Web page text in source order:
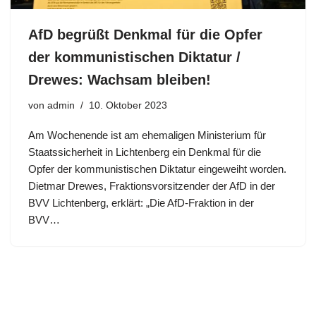
AfD begrüßt Denkmal für die Opfer
der kommunistischen Diktatur /
Drewes: Wachsam bleiben!
von admin 10. Oktober 2023
Am Wochenende ist am ehemaligen Ministerium für
Staatssicherheit in Lichtenberg ein Denkmal für die
Opfer der kommunistischen Diktatur eingeweiht worden.
Dietmar Drewes, Fraktionsvorsitzender der AfD in der
BVV Lichtenberg, erklärt: „Die AfD-Fraktion in der
BVV…